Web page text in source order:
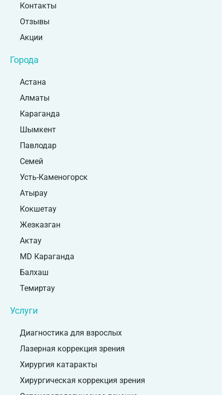
Контакты
Отзывы
Акции
Города
Астана
Алматы
Караганда
Шымкент
Павлодар
Семей
Усть-Каменогорск
Атырау
Кокшетау
Жезказган
Актау
MD Караганда
Балхаш
Темиртау
Услуги
Диагностика для взрослых
Лазерная коррекция зрения
Хирургия катаракты
Хирургическая коррекция зрения